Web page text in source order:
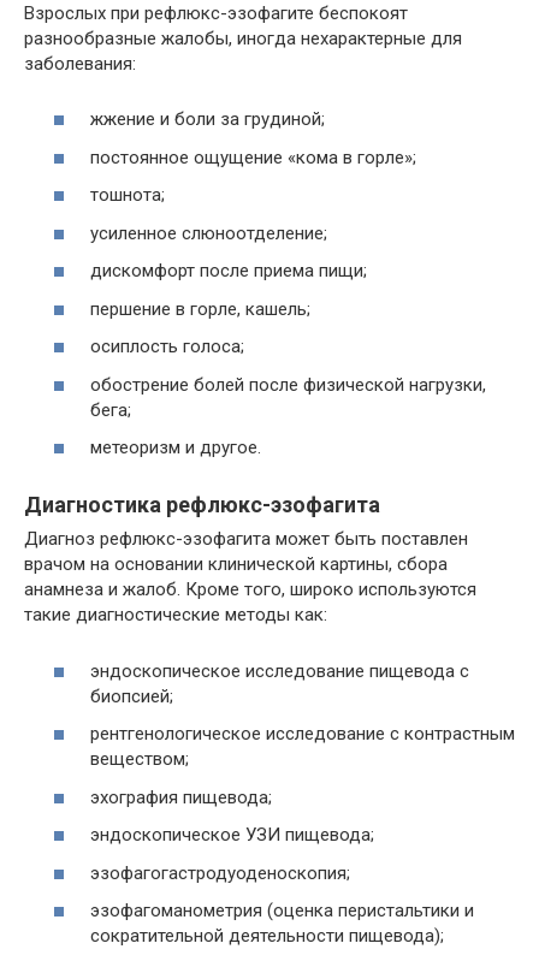
Взрослых при рефлюкс-эзофагите беспокоят
разнообразные жалобы, иногда нехарактерные для
заболевания:
жжение и боли за грудиной;
постоянное ощущение «кома в горле»;
тошнота;
усиленное слюноотделение;
дискомфорт после приема пищи;
першение в горле, кашель;
осиплость голоса;
обострение болей после физической нагрузки,
бега;
метеоризм и другое.
Диагностика рефлюкс-эзофагита
Диагноз рефлюкс-эзофагита может быть поставлен
врачом на основании клинической картины, сбора
анамнеза и жалоб. Кроме того, широко используются
такие диагностические методы как:
эндоскопическое исследование пищевода с
биопсией;
рентгенологическое исследование с контрастным
веществом;
эхография пищевода;
эндоскопическое УЗИ пищевода;
эзофагогастродуоденоскопия;
эзофагоманометрия (оценка перистальтики и
сократительной деятельности пищевода);